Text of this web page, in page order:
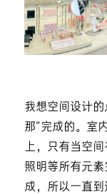
我想空间设计的
那”完成的。室
上，只有当空
照明等所有元
成，所以一直